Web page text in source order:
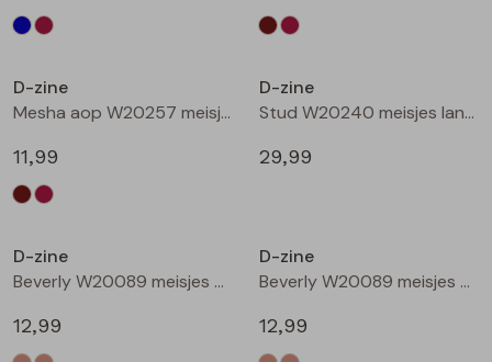
D-zine
Mesha aop W20257 meisjes t-shirts lange mouw Wijnrood
11,99
D-zine
Stud W20240 meisjes lange broek Denim grey
29,99
D-zine
Beverly W20089 meisjes T-shirt korte mouw Ecru
12,99
D-zine
Beverly W20089 meisjes T-shirt korte mouw Ecru melee
12,99